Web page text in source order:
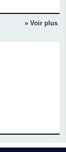
» Voir plus